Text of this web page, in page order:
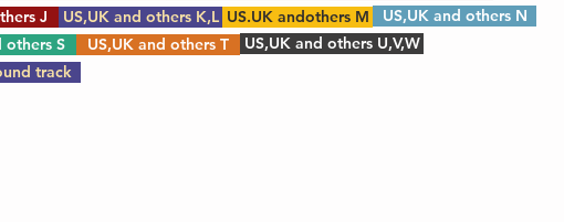
J US,UK and others K,L
US,UK and others N
others S US,UK and others T
US,UK and others U,V,W
track
US.UK andothers M